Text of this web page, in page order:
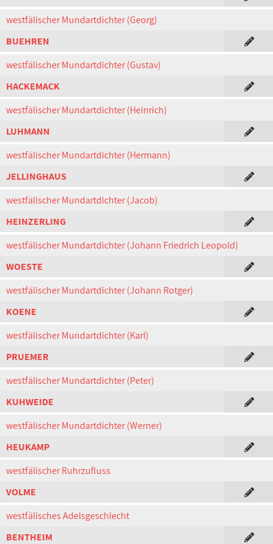
westfälischer Mundartdichter (Georg)
BUEHREN
westfälischer Mundartdichter (Gustav)
HACKEMACK
westfälischer Mundartdichter (Heinrich)
LUHMANN
westfälischer Mundartdichter (Hermann)
JELLINGHAUS
westfälischer Mundartdichter (Jacob)
HEINZERLING
westfälischer Mundartdichter (Johann Friedrich Leopold)
WOESTE
westfälischer Mundartdichter (Johann Rotger)
KOENE
westfälischer Mundartdichter (Karl)
PRUEMER
westfälischer Mundartdichter (Peter)
KUHWEIDE
westfälischer Mundartdichter (Werner)
HEUKAMP
westfälischer Ruhrzufluss
VOLME
westfälisches Adelsgeschlecht
BENTHEIM